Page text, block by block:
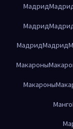
Мадрид
Мадрид
МадридМадрид
Макароны
Макароны
Манго